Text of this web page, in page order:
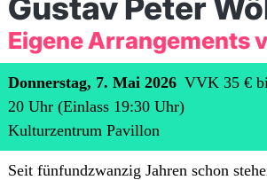
Gustav Peter
Eigene Arrangements
Donnerstag, 7. Mai 2026
20 Uhr (Einlass 19:30 Uhr)
Kulturzentrum Pavillon
VVK 35 €
Seit fünfundzwanzig Jahren schon